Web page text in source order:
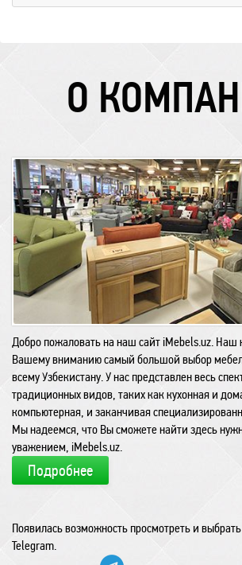
О
Добро пожаловать на наш сайт iMebels.uz. Наш
Вашему вниманию самый большой выбор
всему Узбекистану. У нас представлен весь
традиционных видов, таких как кухонная и
компьютерная, и заканчивая
Мы надеемся, что Вы сможете найти здесь
уважением, iMebels.uz.
Подробнее
Появилась возможность просмотреть и
Telegram.